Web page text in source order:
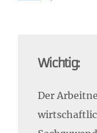
Wichtig:
Der